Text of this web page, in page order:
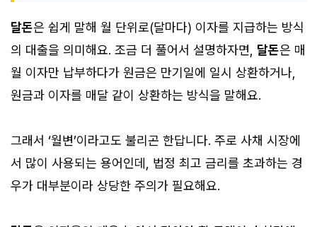
달돈은 쉽게 말해 월 단위로(달마다) 이자를 지급하는 방식
의 대출을 의미해요. 조금 더 풀어서 설명하자면, 달돈은 매
월 이자만 납부하다가 원금은 만기일에 일시 상환하거나,
원금과 이자를 매달 같이 상환하는 방식을 말해요.
그래서 ‘월변’이라고도 불리곤 한답니다. 주로 사채 시장에
서 많이 사용되는 용어인데, 법정 최고 금리를 초과하는 경
우가 대부분이라 상당한 주의가 필요해요.